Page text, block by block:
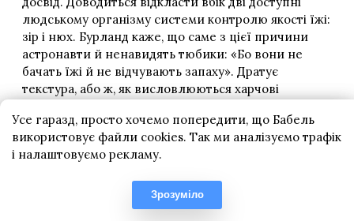
Усе гаразд, просто хочемо попередити, що Бабель
використовує файли cookies. Так ми аналізуємо трафік
і налаштовуємо рекламу.
Зрозуміло